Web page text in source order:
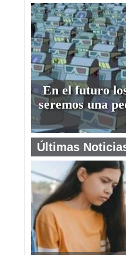
En el futuro
seremos una
Últimas